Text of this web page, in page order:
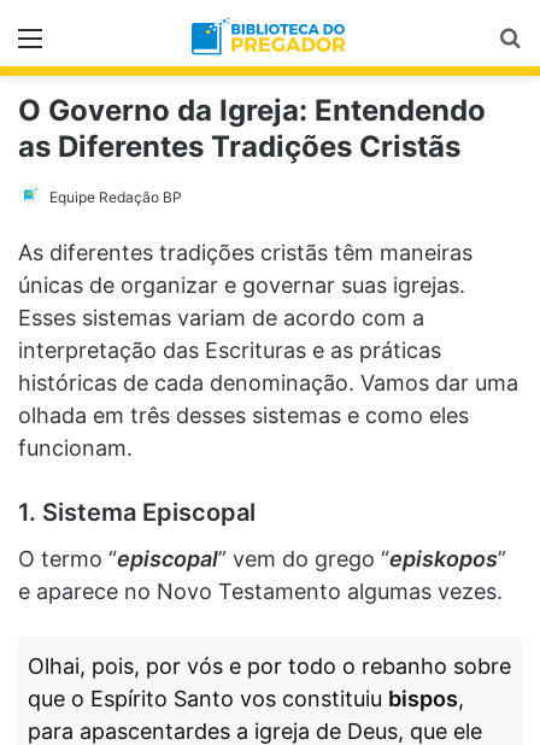
Menu
O Governo da Igreja: Entendendo
as Diferentes Tradições Cristãs
Equipe Redação BP
As diferentes tradições cristãs têm maneiras
únicas de organizar e governar suas igrejas.
Esses sistemas variam de acordo com a
interpretação das Escrituras e as práticas
históricas de cada denominação. Vamos dar uma
olhada em três desses sistemas e como eles
funcionam.
1. Sistema Episcopal
O termo “episcopal” vem do grego “episkopos”
e aparece no Novo Testamento algumas vezes.
Olhai, pois, por vós e por todo o rebanho sobre
que o Espírito Santo vos constituiu bispos,
para apascentardes a igreja de Deus, que ele